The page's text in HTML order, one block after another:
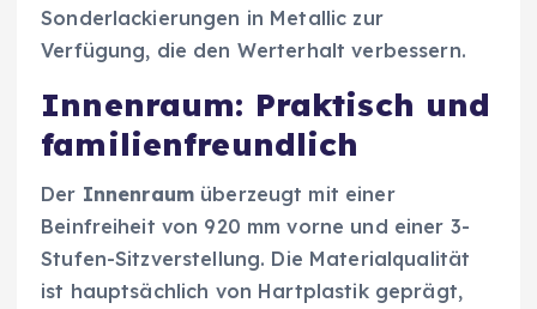
Sonderlackierungen in Metallic zur
Verfügung, die den Werterhalt verbessern.
Innenraum: Praktisch und
familienfreundlich
Der Innenraumüberzeugt mit einer
Beinfreiheit von 920 mm vorne und einer 3-
Stufen-Sitzverstellung. Die Materialqualität
ist hauptsächlich von Hartplastik geprägt,